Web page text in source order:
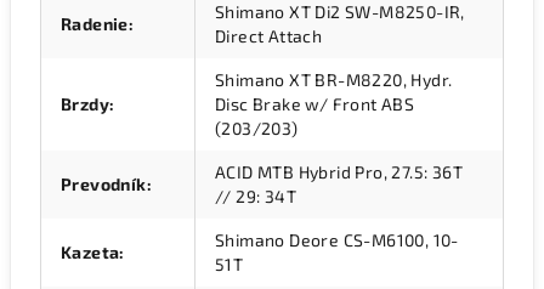
Radenie:
Shimano XT Di2 SW-M8250-IR,
Direct Attach
Brzdy:
Shimano XT BR-M8220, Hydr.
Disc Brake w/ Front ABS
(203/203)
Prevodník:
ACID MTB Hybrid Pro, 27.5: 36T
// 29: 34T
Kazeta:
Shimano Deore CS-M6100, 10-
51T